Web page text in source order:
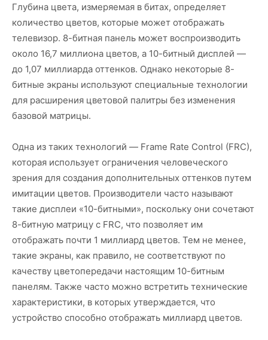
Глубина цвета, измеряемая в битах, определяет
количество цветов, которые может отображать
телевизор. 8-битная панель может воспроизводить
около 16,7 миллиона цветов, а 10-битный дисплей —
до 1,07 миллиарда оттенков. Однако некоторые 8-
битные экраны используют специальные технологии
для расширения цветовой палитры без изменения
базовой матрицы.
Одна из таких технологий — Frame Rate Control (FRC),
которая использует ограничения человеческого
зрения для создания дополнительных оттенков путем
имитации цветов. Производители часто называют
такие дисплеи «10-битными», поскольку они сочетают
8-битную матрицу с FRC, что позволяет им
отображать почти 1 миллиард цветов. Тем не менее,
такие экраны, как правило, не соответствуют по
качеству цветопередачи настоящим 10-битным
панелям. Также часто можно встретить технические
характеристики, в которых утверждается, что
устройство способно отображать миллиард цветов.